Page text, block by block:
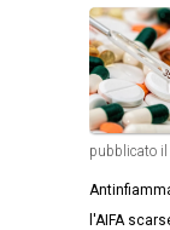
pubblicato il
l'AIFA